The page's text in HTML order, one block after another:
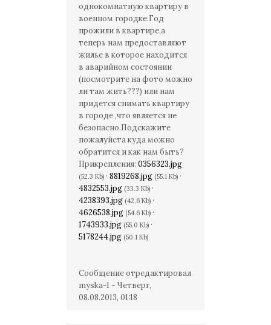
однокомнатную квартиру в
военном городке.Год
прожили в квартире,а
теперь нам предоставляют
жилье в которое находится
в аварийном состоянии
(посмотрите на фото можно
ли там жить???) или нам
придется снимать квартиру
в городе ,что является не
безопасно.Подскажите
пожалуйста куда можно
обратится и как нам быть?
Прикрепления: 0356323.jpg
(52.3 Kb) · 8819268.jpg (55.1 Kb) ·
4832553.jpg (33.3 Kb) ·
4238393.jpg (42.6 Kb) ·
4626538.jpg (54.6 Kb) ·
1743933.jpg (55.0 Kb) ·
5178244.jpg (50.1 Kb)
Сообщение отредактировал
myska-1 - Четверг,
08.08.2013, 01:18